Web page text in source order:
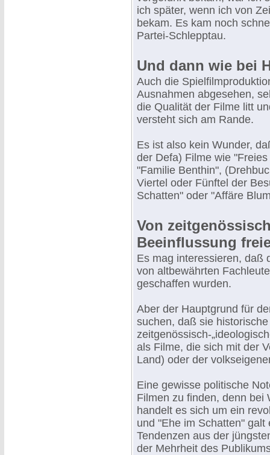
ich später, wenn ich von
bekam. Es kam noch
Partei-Schlepptau.
Und dann wie bei
Auch die
Ausnahmen abgesehen,
die Qualität der Filme litt
versteht sich am Rande.
Es ist also kein Wunder,
der Defa) Filme wie
"Familie Benthin",
Viertel oder Fünftel der
Schatten" oder "Affäre
Von
Beeinflussung
Es mag interessieren, daß
von altbewährten
geschaffen wurden.
Aber der Hauptgrund für
suchen, daß sie
zeitgenössisch-
als Filme, die sich mit der
Land) oder der
Eine gewisse politische
Filmen zu finden, denn bei
handelt es sich um ein
und "Ehe im Schatten"
Tendenzen aus der
der Mehrheit des